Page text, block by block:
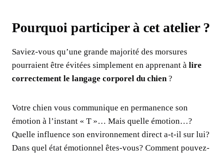
Pourquoi participer à cet atelier ?
Saviez-vous qu’une grande majorité des morsures
pourraient être évitées simplement en apprenant à lire
correctement le langage corporel du chien?
Votre chien vous communique en permanence son
émotion à l’instant « T »… Mais quelle émotion…?
Quelle influence son environnement direct a-t-il sur lui?
Dans quel état émotionnel êtes-vous? Comment pouvez-